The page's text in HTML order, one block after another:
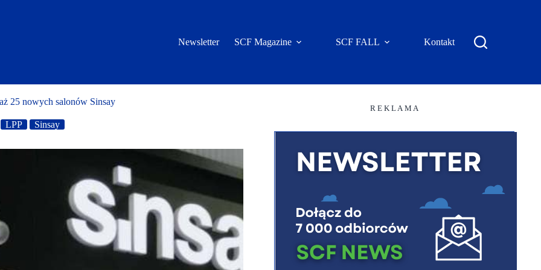
Newsletter SCF Magazine SCF FALL Kontakt
25 nowych salonów Sinsay
LPP Sinsay
R E K L A M A